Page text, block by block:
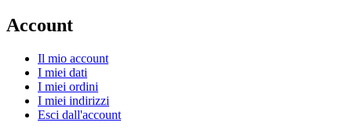
Account
Il mio account
I miei dati
I miei ordini
I miei indirizzi
Esci dall'account